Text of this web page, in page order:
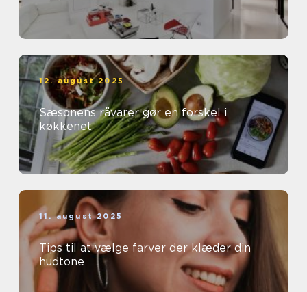
12. august 2025
Sæsonens råvarer gør en forskel i
køkkenet
11. august 2025
Tips til at vælge farver der klæder din
hudtone